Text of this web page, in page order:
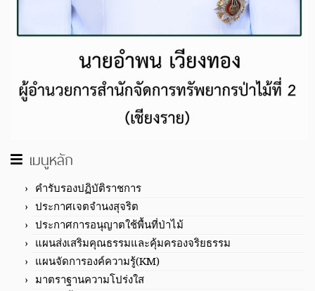
เมนูหลัก
คำรับรองปฏิบัติราชการ
ประกาศเจตจำนงสุจริต
ประกาศการอนุญาตใช้พื้นที่ป่าไม้
แผนส่งเสริมคุณธรรมและคุ้มครองจริยธรรม
แผนจัดการองค์ความรู้(KM)
มาตราฐานความโปร่งใส